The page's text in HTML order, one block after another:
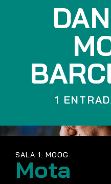
1
SALA 1: MOOG
Mota